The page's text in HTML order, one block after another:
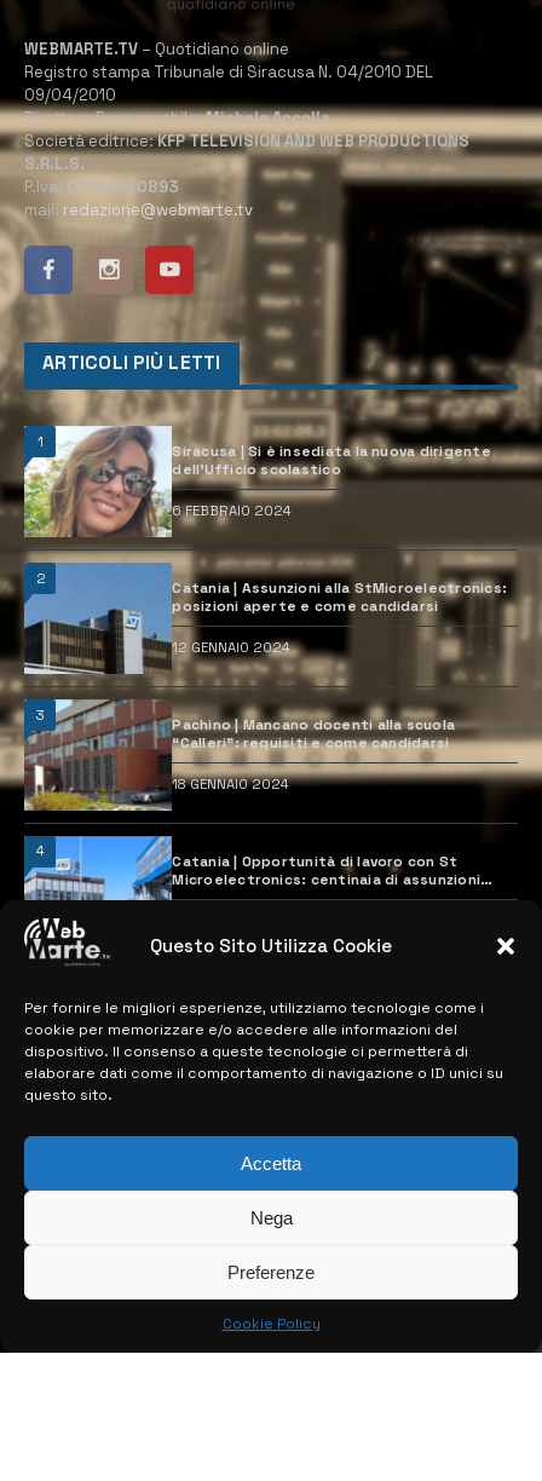
Questo Sito Utilizza Cookie
Per fornire le migliori esperienze, utilizziamo tecnologie come i
cookie per memorizzare e/o accedere alle informazioni del
dispositivo. Il consenso a queste tecnologie ci permetterà di
elaborare dati come il comportamento di navigazione o ID unici su
questo sito.
Accetta
Nega
Preferenze
Cookie Policy
WEBMARTE.TV – Quotidiano online
Registro stampa Tribunale di Siracusa N. 04/2010 DEL
09/04/2010
Direttore Responsabile:Michele Accolla
Società editrice:KFP TELEVISION AND WEB PRODUCTIONS
S.R.L.S.
P.Iva: 02184950893
mail: redazione@webmarte.tv
ARTICOLI PIÙ LETTI
1
Siracusa | Si è insediata la nuova dirigente
dell’Ufficio scolastico
6 FEBBRAIO 2024
2
Catania | Assunzioni alla StMicroelectronics:
posizioni aperte e come candidarsi
12 GENNAIO 2024
3
Pachino | Mancano docenti alla scuola
“Calleri”: requisiti e come candidarsi
18 GENNAIO 2024
4
Catania | Opportunità di lavoro con St
Microelectronics: centinaia di assunzioni
previste
MAPPA DEL SITO
> NOTIZIE